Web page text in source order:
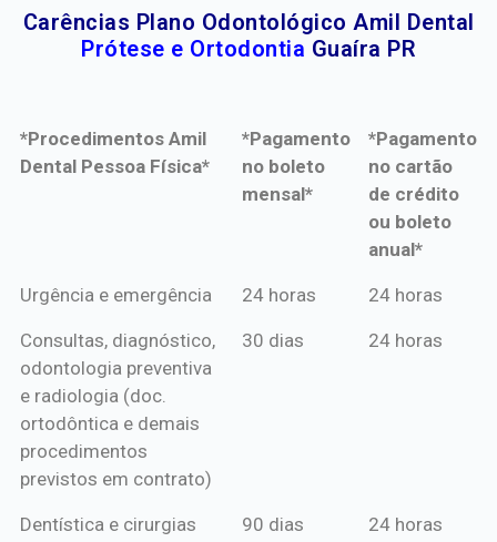
Carências Plano Odontológico Amil Dental
Prótese e Ortodontia Guaíra PR
*Procedimentos Amil
Dental Pessoa Física*
*Pagamento
no boleto
mensal*
*Pagamento
no cartão
de crédito
ou boleto
anual*
*Procedimentos Amil
*Pagamento
mensal*
*Pagamento
de crédito
Urgência e emergência 24 horas 24 horas
Consultas, diagnóstico,
odontologia preventiva
e radiologia (doc.
ortodôntica e demais
procedimentos
previstos em contrato)
30 dias 24 horas
Dentística e cirurgias 90 dias 24 horas